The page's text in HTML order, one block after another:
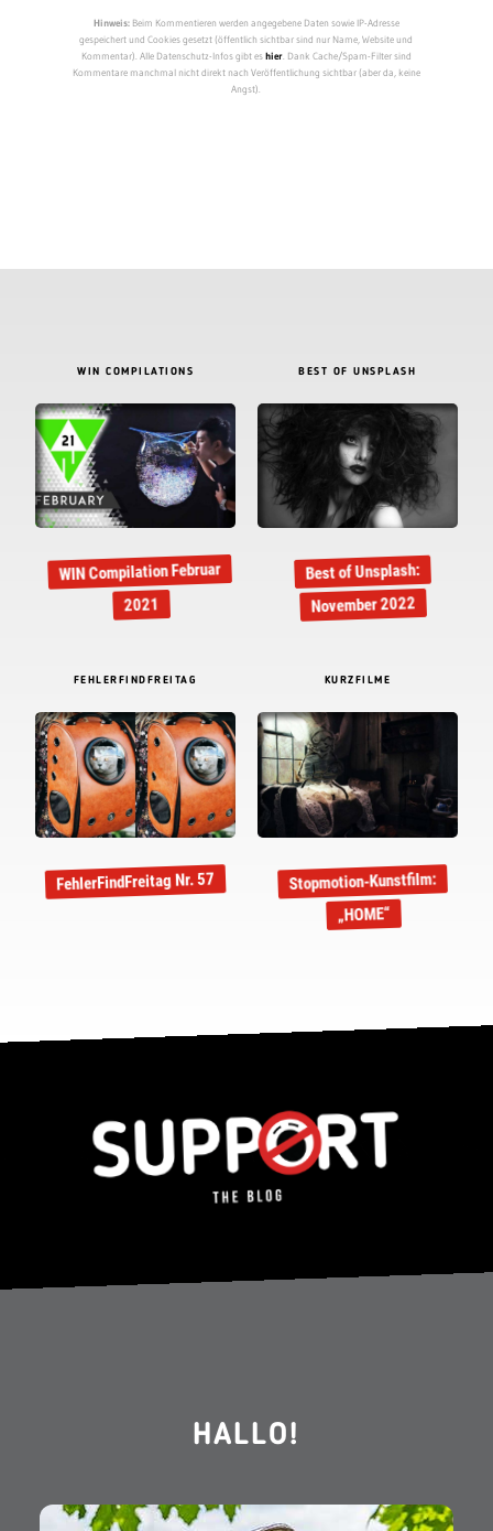
Hinweis:Beim Kommentieren werden angegebene Daten sowie IP-Adresse
gespeichert und Cookies gesetzt (öffentlich sichtbar sind nur Name, Website und
Kommentar). Alle Datenschutz-Infos gibt eshier. Dank Cache/Spam-Filter sind
Kommentare manchmal nicht direkt nach Veröffentlichung sichtbar (aber da, keine
Angst).
WIN COMPILATIONS
WIN Compilation Februar
2021
BEST OF UNSPLASH
Best of Unsplash:
November 2022
FEHLERFINDFREITAG
FehlerFindFreitag Nr. 57
KURZFILME
Stopmotion-Kunstfilm:
„HOME“
HALLO!